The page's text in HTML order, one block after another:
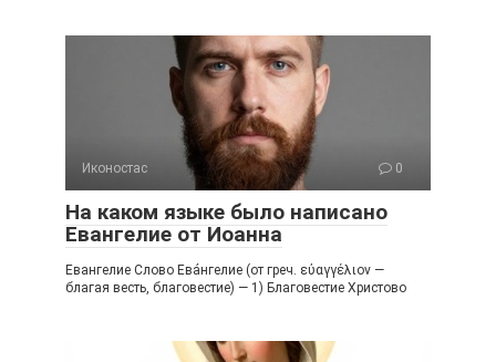
Иконостас 0
На каком языке было написано
Евангелие от Иоанна
Евангелие Слово Ева́нгелие (от греч. εὐαγγέλιον —
благая весть, благовестие) — 1) Благовестие Христово